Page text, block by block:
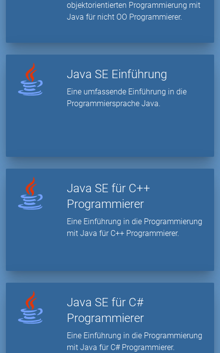
objektorientierten Programmierung mit
Java für nicht OO Programmierer.
Java SE Einführung
Eine umfassende Einführung in die
Programmiersprache Java.
Java SE für C++
Programmierer
Eine Einführung in die Programmierung
mit Java für C++ Programmierer.
Java SE für C#
Programmierer
Eine Einführung in die Programmierung
mit Java für C# Programmierer.